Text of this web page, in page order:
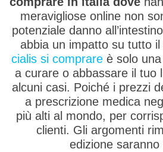
meravigliose online non
potenziale danno
abbia un impatto su tutto
cialis si comprareè solo
a curare o abbassare il tuo
alcuni casi. Poiché i prezzi
a prescrizione medica
più alti al mondo, per
clienti. Gli argomenti
edizione